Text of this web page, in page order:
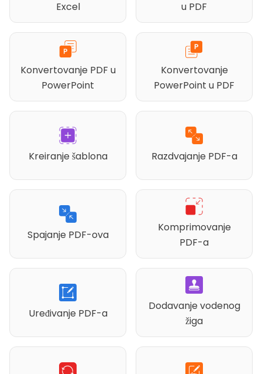
Excel
u PDF
Konvertovanje PDF u
PowerPoint
Konvertovanje
PowerPoint u PDF
Kreiranje šablona Razdvajanje PDF-a
Spajanje PDF-ova
Komprimovanje
PDF-a
Uređivanje PDF-a
Dodavanje vodenog
žiga